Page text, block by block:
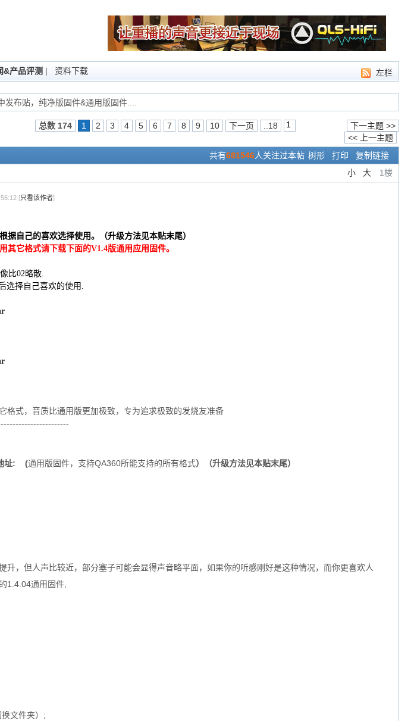
左栏
&产品评测 | 资料下载
布贴，纯净版固件&通用版固件....
下一主题 >>
<< 上一主题
总数 174 1 2 3 4 5 6 7 8 9 10 下一页 ..18
共有681546人关注过本帖 树形 打印 复制链接
小 大 1楼
[只看该作者]
据自己的喜欢选择使用。（升级方法见本贴末尾）
其它格式请下载下面的V1.4版通用应用固件。
比02略散.
选择自己喜欢的使用.
格式，音质比通用版更加极致，专为追求极致的发烧友准备
地址: (通用版固件，支持QA360所能支持的所有格式）（升级方法见本贴末尾）
，但人声比较近，部分塞子可能会显得声音略平面，如果你的听感刚好是这种情况，而你更喜欢人
1.4.04通用固件,
文件夹） ;